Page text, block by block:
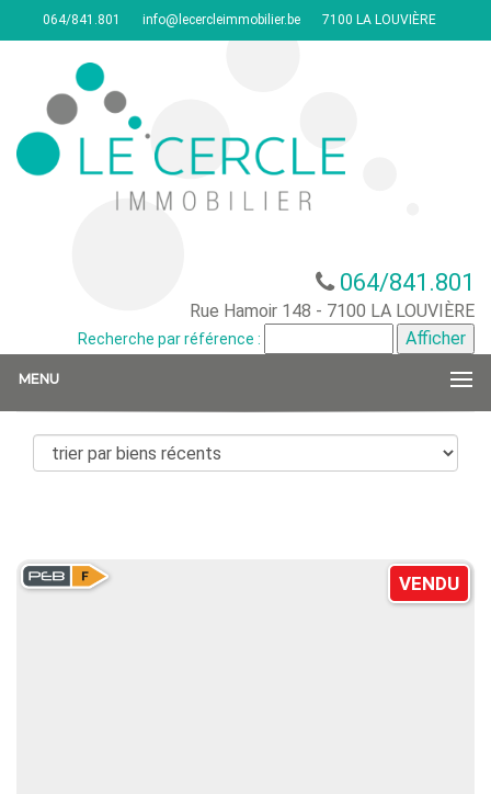
064/841.801 info@lecercleimmobilier.be 7100 LA LOUVIÈRE
064/841.801
Rue Hamoir 148 - 7100 LA LOUVIÈRE
Recherche par référence :
MENU
VENDU